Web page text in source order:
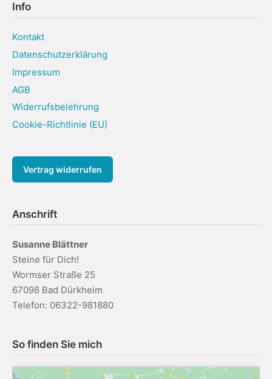
Info
Kontakt
Datenschutzerklärung
Impressum
AGB
Widerrufsbelehrung
Cookie-Richtlinie (EU)
Vertrag widerrufen
Anschrift
Susanne Blättner
Steine für Dich!
Wormser Straße 25
67098 Bad Dürkheim
Telefon: 06322-981880
So finden Sie mich